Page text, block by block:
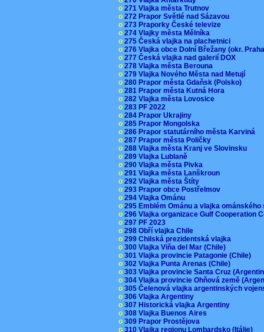
o 271 Vlajka města Trutnov
o 272 Prapor Světlé nad Sázavou
o 273 Praporky České televize
o 274 Vlajky města Mělníka
o 275 Česká vlajka na plachetnici
o 276 Vlajka obce Dolní Břežany (okr.
o 277 Česká vlajka nad galerií DOX
o 278 Vlajka města Berouna
o 279 Vlajka Nového Města nad Metují
o 280 Prapor města Gdaňsk (Polsko)
o 281 Prapor města Kutná Hora
o 282 Vlajka města Lovosice
o 283 PF 2022
o 284 Prapor Ukrajiny
o 285 Prapor Mongolska
o 286 Prapor statutárního města Karviná
o 287 Prapor města Poličky
o 288 Vlajka města Kranj ve Slovinsku
o 289 Vlajka Lublaně
o 290 Vlajka města Pivka
o 291 Vlajka města Lanškroun
o 292 Vlajka města Štíty
o 293 Prapor obce Postřelmov
o 294 Vlajka Ománu
o 295 Emblém Ománu a vlajka
o 296 Vlajka organizace Gulf Cooperation
o 297 PF 2023
o 298 Obří vlajka Chile
o 299 Chilská prezidentská vlajka
o 300 Vlajka Viňa del Mar (Chile)
o 301 Vlajka provincie Patagonie (Chile)
o 302 Vlajka Punta Arenas (Chile)
o 303 Vlajka provincie Santa Cruz
o 304 Vlajka provincie Ohňová země
o 305 Čelenová vlajka argentinských
o 306 Vlajka Argentiny
o 307 Historická vlajka Argentiny
o 308 Vlajka Buenos Aires
o 309 Prapor Prostějova
o 310 Vlajka regionu Lombardsko (Itálie)